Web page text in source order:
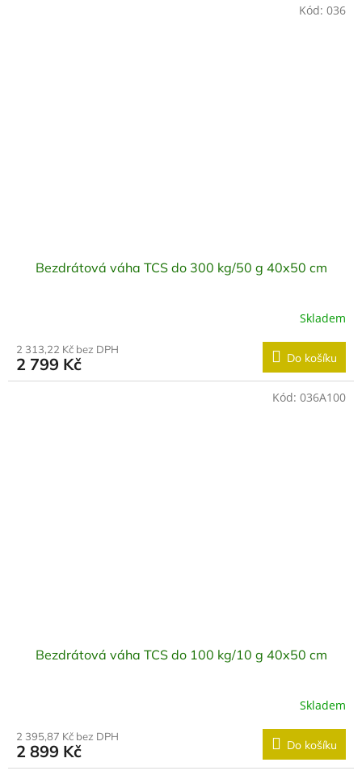
Bezdrátová váha TCS do 300 kg/50 g 40x50 cm
Skladem
2 313,22 Kč bez DPH
2 799 Kč Do košíku
Kód: 036
Bezdrátová váha TCS do 100 kg/10 g 40x50 cm
Skladem
2 395,87 Kč bez DPH
2 899 Kč Do košíku
Kód: 036A100